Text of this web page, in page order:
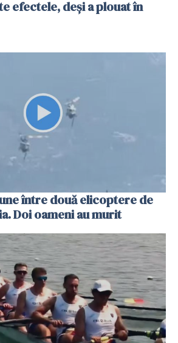
efectele, deși a plouat în
între două elicoptere de
Doi oameni au murit